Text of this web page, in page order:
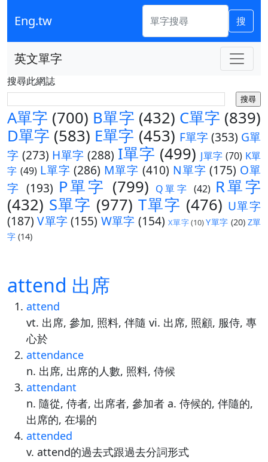
Eng.tw 搜
英文單字
搜尋此網誌
A單字 (700) B單字 (432) C單字 (839)
D單字 (583) E單字 (453) F單字(353) G單
字 (273) H單字 (288) I單字 (499) J單字 (70) K單
字 (49) L單字 (286) M單字 (410) N單字 (175) O單
字 (193) P單字 (799) Q單字 (42) R單字
(432) S單字 (977) T單字 (476) U單字
(187) V單字(155) W單字 (154) X單字(10)Y單字 (20) Z單
字 (14)
attend 出席
attend
vt. 出席, 參加, 照料, 伴隨 vi. 出席, 照顧, 服侍, 專
心於
attendance
n. 出席, 出席的人數, 照料, 侍候
attendant
n. 隨從, 侍者, 出席者, 參加者 a. 侍候的, 伴隨的,
出席的, 在場的
attended
v. attend的過去式跟過去分詞形式